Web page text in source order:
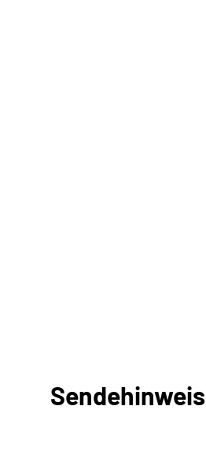
Sendehinweis